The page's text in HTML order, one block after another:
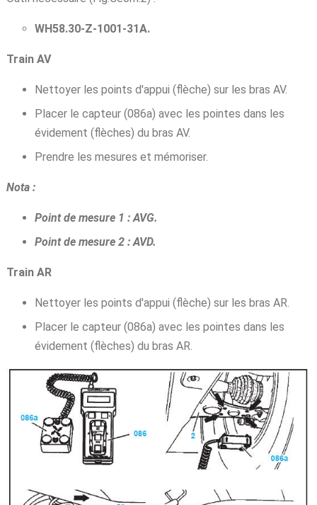
WH58.30-Z-1001-31A.
Train AV
Nettoyer les points d'appui (flèche) sur les bras AV.
Placer le capteur (086a) avec les pointes dans les
évidement (flèches) du bras AV.
Prendre les mesures et mémoriser.
Nota :
Point de mesure 1 : AVG.
Point de mesure 2 : AVD.
Train AR
Nettoyer les points d'appui (flèche) sur les bras AR.
Placer le capteur (086a) avec les pointes dans les
évidement (flèches) du bras AR.